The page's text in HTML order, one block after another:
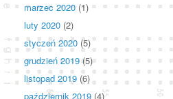
marzec 2020 (1)
luty 2020 (2)
styczeń 2020 (5)
grudzień 2019(5)
listopad 2019 (6)
październik 2019 (4)